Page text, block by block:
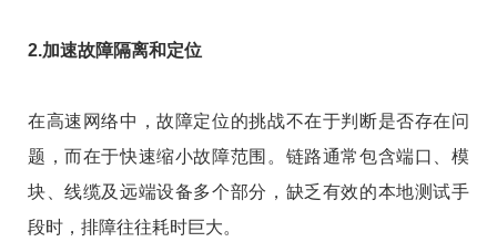
2.加速故障隔离和定位
在高速网络中，故障定位的挑战不在于判断是否存在问
题，而在于快速缩小故障范围。链路通常包含端口、模
块、线缆及远端设备多个部分，缺乏有效的本地测试手
段时，排障往往耗时巨大。